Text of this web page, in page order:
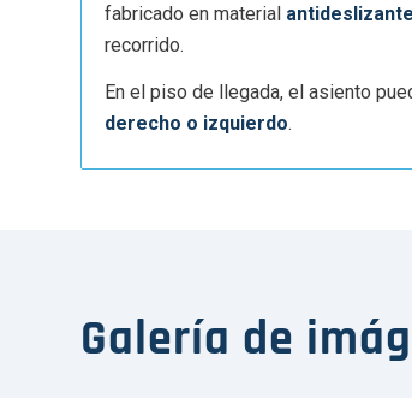
fabricado en material antideslizante
recorrido.
En el piso de llegada, el asiento
derecho o izquierdo.
Galería de